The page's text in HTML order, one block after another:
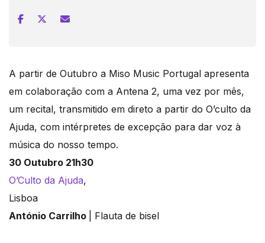
A partir de Outubro a Miso Music Portugal apresenta
em colaboração com a Antena 2, uma vez por mês,
um recital, transmitido em direto a partir do O’culto da
Ajuda, com intérpretes de excepção para dar voz à
música do nosso tempo.
30 Outubro 21h30
O’Culto da Ajuda,
Lisboa
António Carrilho
| Flauta de bisel